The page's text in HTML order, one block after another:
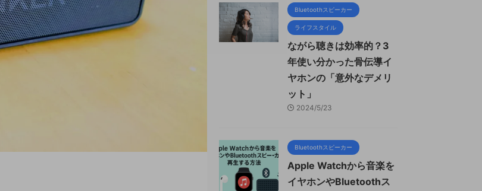
Bluetoothスピーカー
ライフスタイル
ながら聴きは効率的？3
年使い分かった骨伝導イ
ヤホンの「意外なデメリ
ット」
2024/5/23
Bluetoothスピーカー
Apple Watchから音楽を
イヤホンやBluetoothス